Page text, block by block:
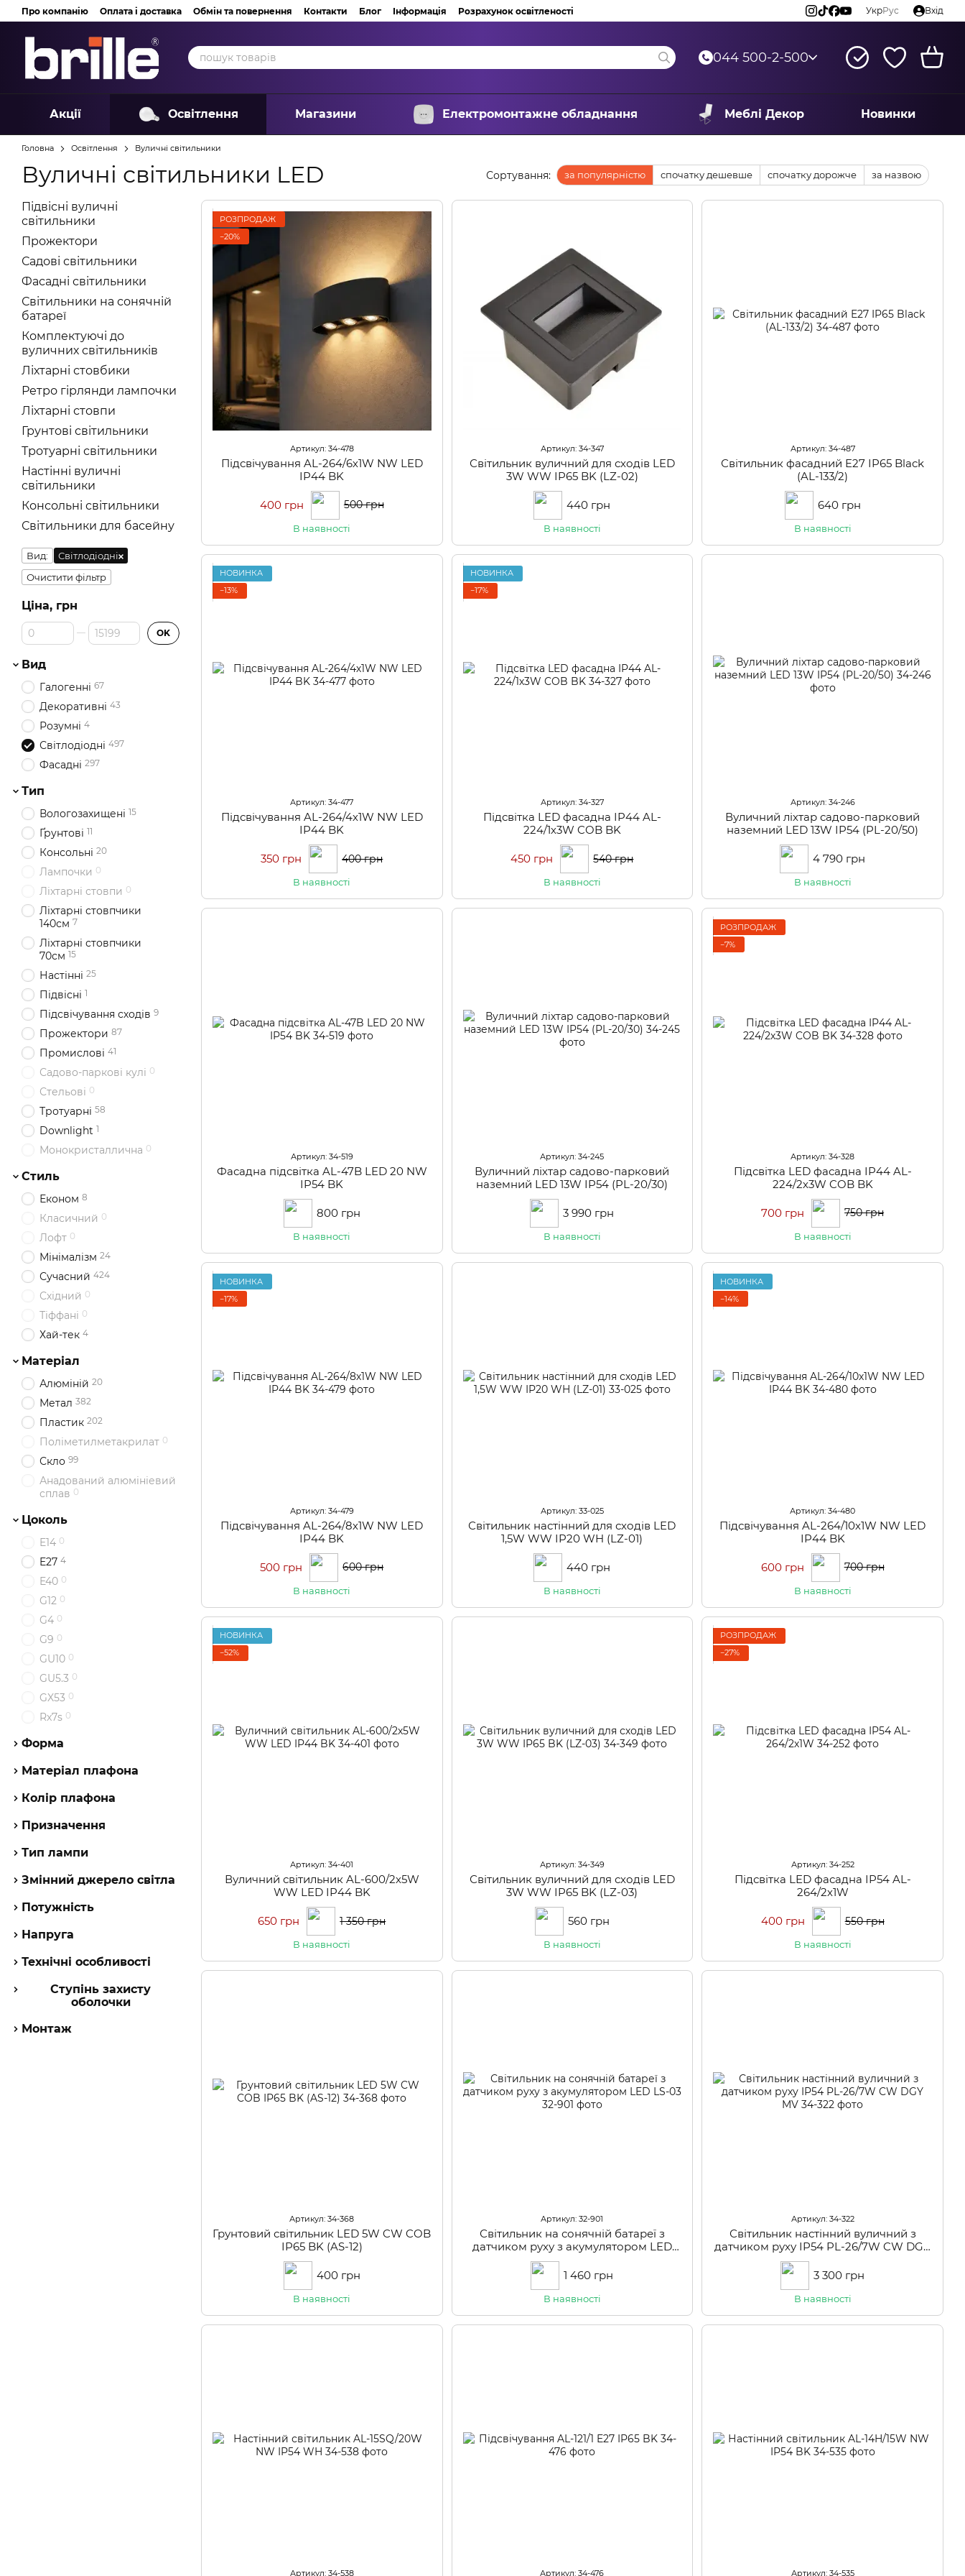
Перейти до основного контенту
Про компанію Оплата і доставка Обмін та повернення Контакти Блог Інформація Розрахунок освітленості УкрРус Вхід
044 500-2-500
Акції Освітлення Магазини Електромонтажне обладнання Меблі Декор Новинки
Головна Освітлення Вуличні світильники
Вуличні світильники LED Сортування: за популярністю спочатку дешевше спочатку дорожче за назвою
РОЗПРОДАЖ
−20%
Артикул: 34-478
Підсвічування AL-264/6х1W NW LED
IP44 BK
500 грн
400 грн
В наявності
Артикул: 34-347
Світильник вуличний для сходів LED
3W WW IP65 BK (LZ-02)
440 грн
В наявності
Артикул: 34-487
Світильник фасадний E27 IP65 Black
(AL-133/2)
640 грн
В наявності
НОВИНКА
−13%
Артикул: 34-477
Підсвічування AL-264/4х1W NW LED
IP44 BK
400 грн
350 грн
В наявності
НОВИНКА
−17%
Артикул: 34-327
Підсвітка LED фасадна IP44 AL-
224/1х3W COB BK
540 грн
450 грн
В наявності
Артикул: 34-246
Вуличний ліхтар садово-парковий
наземний LED 13W IP54 (PL-20/50)
4 790 грн
В наявності
Артикул: 34-519
Фасадна підсвітка AL-47B LED 20 NW
IP54 BK
800 грн
В наявності
Артикул: 34-245
Вуличний ліхтар садово-парковий
наземний LED 13W IP54 (PL-20/30)
3 990 грн
В наявності
РОЗПРОДАЖ
−7%
Артикул: 34-328
Підсвітка LED фасадна IP44 AL-
224/2х3W COB BK
750 грн
700 грн
В наявності
НОВИНКА
−17%
Артикул: 34-479
Підсвічування AL-264/8х1W NW LED
IP44 BK
600 грн
500 грн
В наявності
Артикул: 33-025
Світильник настінний для сходів LED
1,5W WW IP20 WH (LZ-01)
440 грн
В наявності
НОВИНКА
−14%
Артикул: 34-480
Підсвічування AL-264/10х1W NW LED
IP44 BK
700 грн
600 грн
В наявності
НОВИНКА
−52%
Артикул: 34-401
Вуличний світильник AL-600/2х5W
WW LED IP44 BK
1 350 грн
650 грн
В наявності
Артикул: 34-349
Світильник вуличний для сходів LED
3W WW IP65 BK (LZ-03)
560 грн
В наявності
РОЗПРОДАЖ
−27%
Артикул: 34-252
Підсвітка LED фасадна IP54 AL-
264/2х1W
550 грн
400 грн
В наявності
Артикул: 34-368
Грунтовий світильник LED 5W CW COB
IP65 BK (AS-12)
400 грн
В наявності
Артикул: 32-901
Світильник на сонячній батареї з
датчиком руху з акумулятором LED
LS-03
1 460 грн
В наявності
Артикул: 34-322
Світильник настінний вуличний з
датчиком руху IP54 PL-26/7W CW DGY
3 300 грн
В наявності
Артикул: 34-538 Артикул: 34-476 Артикул: 34-535
Підвісні вуличні
світильники
Прожектори
Садові світильники
Фасадні світильники
Світильники на сонячній
батареї
Комплектуючі до
вуличних світильників
Ліхтарні стовбики
Ретро гірлянди лампочки
Ліхтарні стовпи
Грунтові світильники
Тротуарні світильники
Настінні вуличні
світильники
Консольні світильники
Світильники для басейну
Вид:
Світлодіодні
Очистити фільтр
Ціна, грн
Від Ціна, грн
До Ціна, грн OK
Вид
Галогенні 67
Декоративні 43
Розумні 4
Світлодіодні 497
Фасадні 297
Тип
Вологозахищені 15
Ґрунтові 11
Консольні 20
Лампочки 0
Ліхтарні стовпи 0
Ліхтарні стовпчики
140см 7
Ліхтарні стовпчики
70см 15
Настінні 25
Підвісні 1
Підсвічування сходів 9
Прожектори 87
Промислові 41
Садово-паркові кулі 0
Стельові 0
Тротуарні 58
Downlight 1
Монокристаллична 0
Стиль
Економ 8
Класичний 0
Лофт 0
Мінімалізм 24
Сучасний 424
Східний 0
Тіффані 0
Хай-тек 4
Матеріал
Алюміній 20
Метал 382
Пластик 202
Поліметилметакрилат 0
Скло 99
Анадований алюмініевий
сплав 0
Цоколь
E14 0
E27 4
E40 0
G12 0
G4 0
G9 0
GU10 0
GU5.3 0
GX53 0
Rx7s 0
Форма
Матеріал плафона
Колір плафона
Призначення
Тип лампи
Змінний джерело світла
Потужність
Напруга
Технічні особливості
Ступінь захисту
оболочки
Монтаж